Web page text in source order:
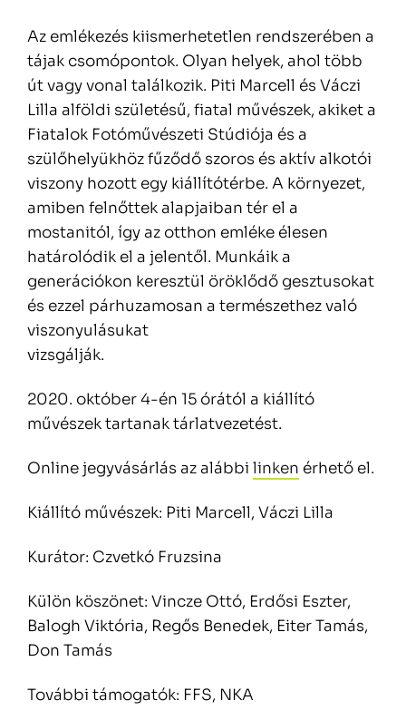
Az emlékezés kiismerhetetlen rendszerében a
tájak csomópontok. Olyan helyek, ahol több
út vagy vonal találkozik. Piti Marcell és Váczi
Lilla alföldi születésű, fiatal művészek, akiket a
Fiatalok Fotóművészeti Stúdiója és a
szülőhelyükhöz fűződő szoros és aktív alkotói
viszony hozott egy kiállítótérbe. A környezet,
amiben felnőttek alapjaiban tér el a
mostanitól, így az otthon emléke élesen
határolódik el a jelentől. Munkáik a
generációkon keresztül öröklődő gesztusokat
és ezzel párhuzamosan a természethez való
viszonyulásukat
vizsgálják.
2020. október 4-én 15 órától a kiállító
művészek tartanak tárlatvezetést.
Online jegyvásárlás az alábbi linken érhető el.
Kiállító művészek: Piti Marcell, Váczi Lilla
Kurátor: Czvetkó Fruzsina
Külön köszönet: Vincze Ottó, Erdősi Eszter,
Balogh Viktória, Regős Benedek, Eiter Tamás,
Don Tamás
További támogatók: FFS, NKA